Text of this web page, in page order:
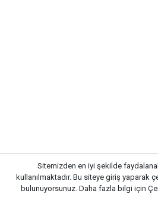
Sitemizden en iyi şekilde
kullanılmaktadır. Bu siteye giriş yaparak
bulunuyorsunuz. Daha fazla bilgi için